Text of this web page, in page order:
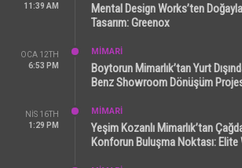
11:39 AM
Mental Design Works’ten
Tasarım: Greenox
OCA 12TH
6:53 PM
MİMARİ
Boytorun Mimarlık’tan Yurt
Benz Showroom Dönüşüm
NIS 16TH
1:29 PM
MİMARİ
Yeşim Kozanlı Mimarlık’tan
Konforun Buluşma Noktası: Elite